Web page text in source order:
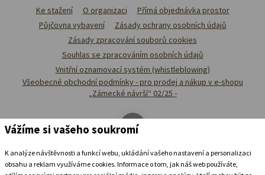
Ke stažení O organizaci
Přímá objednávka prostor
Půjčovna vybavení
Zásady ochrany osobních údajů
Zásady zpracování souborů cookies
Souhlas se zpracováním osobních údajů
Vnitřní oznamovací systém (whistleblowing)
Všeobecné obchodní podmínky - pro prodej a nákup v e-shopu
„Zámecké návrší“ 02/25 -
Vážíme si vašeho soukromí
K analýze návštěvnosti a funkcí webu, ukládání vašeho nastavení a personalizaci
obsahu a reklam využíváme cookies. Informace o tom, jak náš web používáte,